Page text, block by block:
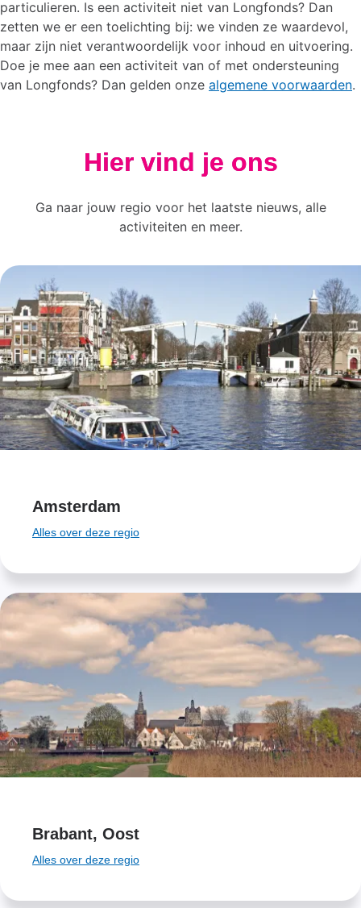
particulieren. Is een activiteit niet van Longfonds? Dan
zetten we er een toelichting bij: we vinden ze waardevol,
maar zijn niet verantwoordelijk voor inhoud en uitvoering.
Doe je mee aan een activiteit van of met ondersteuning
van Longfonds? Dan gelden onze algemene voorwaarden.
Hier vind je ons
Ga naar jouw regio voor het laatste nieuws, alle
activiteiten en meer.
Amsterdam
Alles over deze regio
Brabant, Oost
Alles over deze regio